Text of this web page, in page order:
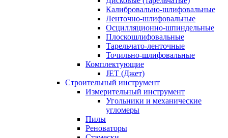
Калибровально-шлифовальные
Ленточно-шлифовальные
Осцилляционно-шпиндельные
Плоскошлифовальные
Тарельчато-ленточные
Точильно-шлифовальные
Комплектующие
JET (Джет)
Строительный инструмент
Измерительный инструмент
Угольники и механические
угломеры
Пилы
Реноваторы